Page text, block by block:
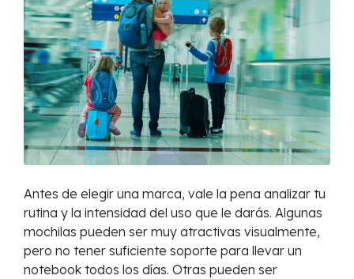
Antes de elegir una marca, vale la pena analizar tu
rutina y la intensidad del uso que le darás. Algunas
mochilas pueden ser muy atractivas visualmente,
pero no tener suficiente soporte para llevar un
notebook todos los días. Otras pueden ser